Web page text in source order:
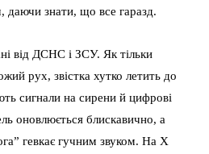
даючи знати, що все гаразд.
від ДСНС і ЗСУ. Як тільки
рух, звістка хутко летить до
сигнали на сирени й цифрові
оновлюється блискавично, а
гевкає гучним звуком. На X